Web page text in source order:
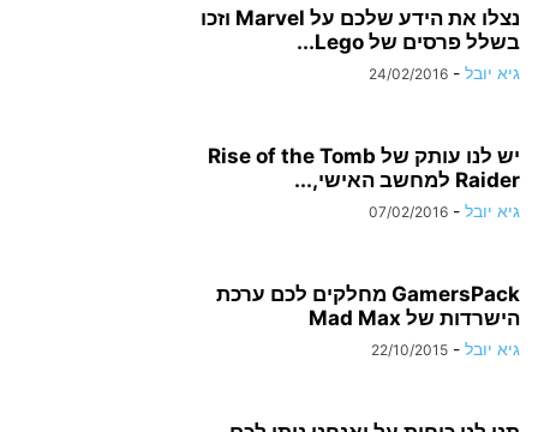
נצלו את הידע שלכם על Marvel וזכו
בשלל פרסים של Lego...
גיא יובל -
24/02/2016
יש לנו עותק של Rise of the Tomb
Raider למחשב האישי,...
גיא יובל -
07/02/2016
GamersPack מחלקים לכם ערכת
הישרדות של Mad Max
גיא יובל -
22/10/2015